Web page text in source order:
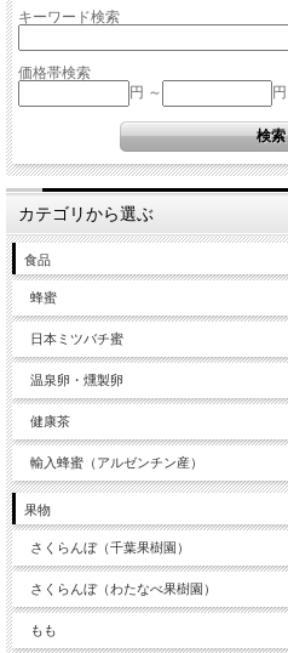
キーワード検索
価格帯検索
円 ～
円
カテゴリから選ぶ
食品
蜂蜜
日本ミツバチ蜜
温泉卵・燻製卵
健康茶
輸入蜂蜜（アルゼンチン産）
果物
さくらんぼ（千葉果樹園）
さくらんぼ（わたなべ果樹園）
もも